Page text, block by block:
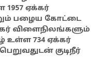
ஏக்கர்
பழைய கோட்டை
விளைநிலங்களும்
734 ஏக்கர்
குடிநீர்